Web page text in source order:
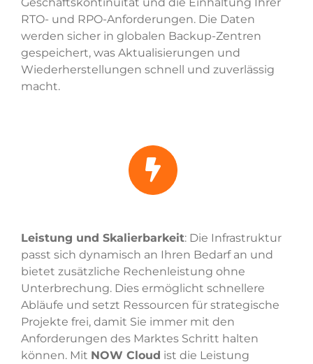
RTO- und RPO-Anforderungen. Die Daten
werden sicher in globalen Backup-Zentren
gespeichert, was Aktualisierungen und
Wiederherstellungen schnell und zuverlässig
macht.
Leistung und Skalierbarkeit: Die Infrastruktur
passt sich dynamisch an Ihren Bedarf an und
bietet zusätzliche Rechenleistung ohne
Unterbrechung. Dies ermöglicht schnellere
Abläufe und setzt Ressourcen für strategische
Projekte frei, damit Sie immer mit den
Anforderungen des Marktes Schritt halten
können. Mit NOW Cloud ist die Leistung